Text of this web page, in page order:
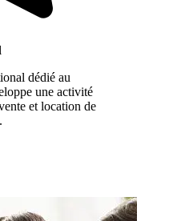
dédié au
une activité
et location de